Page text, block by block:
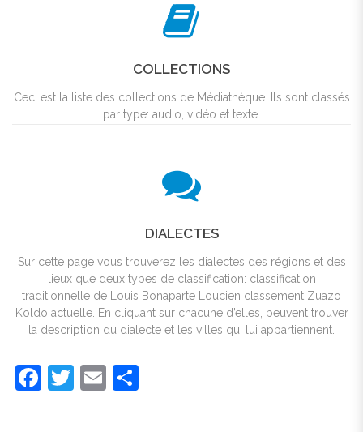
COLLECTIONS
Ceci est la liste des collections de Médiathèque. Ils sont classés
par type: audio, vidéo et texte.
DIALECTES
Sur cette page vous trouverez les dialectes des régions et des
lieux que deux types de classification: classification
traditionnelle de Louis Bonaparte Loucien classement Zuazo
Koldo actuelle. En cliquant sur chacune d’elles, peuvent trouver
la description du dialecte et les villes qui lui appartiennent.
Facebook
Twitter
Email